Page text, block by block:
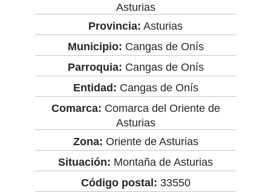
Asturias
Provincia: Asturias
Municipio: Cangas de Onís
Parroquia: Cangas de Onís
Entidad: Cangas de Onís
Comarca: Comarca del Oriente de
Asturias
Zona: Oriente de Asturias
Situación: Montaña de Asturias
Código postal: 33550